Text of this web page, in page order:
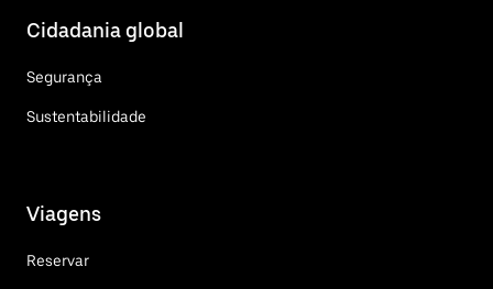
Cidadania global
Segurança
Sustentabilidade
Viagens
Reservar